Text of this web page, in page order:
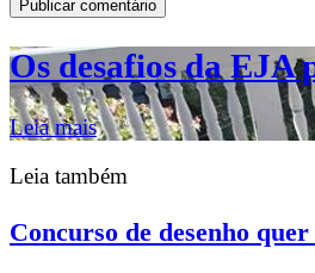
Os desafios da EJA
Leia mais
Leia também
Concurso de desenho